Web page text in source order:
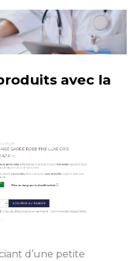
avec la
d’une petite